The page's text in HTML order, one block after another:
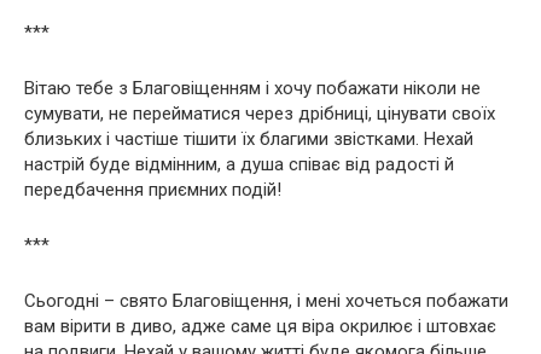
***
Вітаю тебе з Благовіщенням і хочу побажати ніколи не
сумувати, не перейматися через дрібниці, цінувати своїх
близьких і частіше тішити їх благими звістками. Нехай
настрій буде відмінним, а душа співає від радості й
передбачення приємних подій!
***
Сьогодні – свято Благовіщення, і мені хочеться побажати
вам вірити в диво, адже саме ця віра окрилює і штовхає